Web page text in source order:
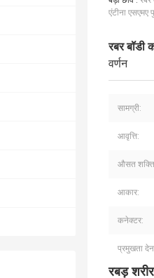
एंटीना एसएमए
रबर बॉडी
वर्णन
सामग्री:
आवृत्ति:
औसत
आकार:
कनेक्टर:
प्रमुखता
रबड़